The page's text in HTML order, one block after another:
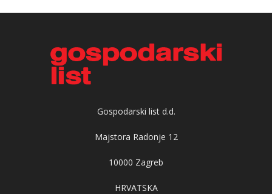
Gospodarski list d.d.
Majstora Radonje 12
10000 Zagreb
HRVATSKA